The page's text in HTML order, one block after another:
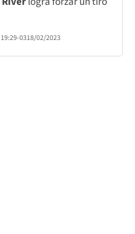
19:29-0318/02/2023